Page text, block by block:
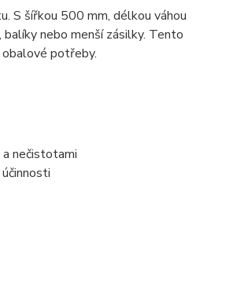
S šířkou 500 mm, délkou váhou
nebo menší zásilky. Tento
potřeby.
nečistotami